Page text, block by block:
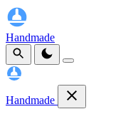
Handmade
Handmade